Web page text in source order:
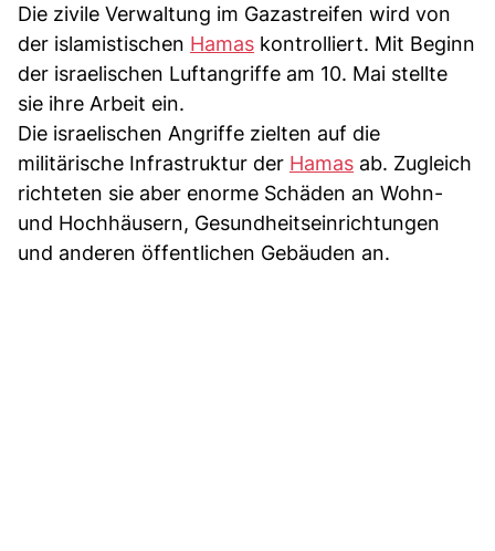
Die zivile Verwaltung im Gazastreifen wird von
der islamistischen Hamas kontrolliert. Mit Beginn
der israelischen Luftangriffe am 10. Mai stellte
sie ihre Arbeit ein.
Die israelischen Angriffe zielten auf die
militärische Infrastruktur der Hamas ab. Zugleich
richteten sie aber enorme Schäden an Wohn-
und Hochhäusern, Gesundheitseinrichtungen
und anderen öffentlichen Gebäuden an.